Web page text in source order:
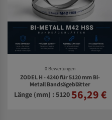
0 Bewertungen
ZODEL H - 4240 für 5120 mm Bi-
Metall Bandsägeblätter
Länge (mm) : 512056,29 €